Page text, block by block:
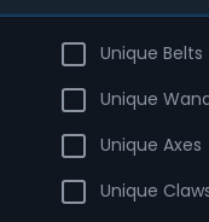
Unique Belts
Unique
Unique Axes
Unique